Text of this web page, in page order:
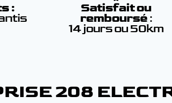
: Satisfait ou
remboursé :
14 jours ou 50km
208